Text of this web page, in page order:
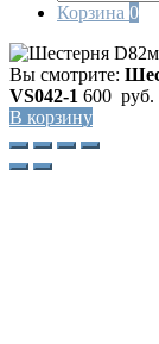
Корзина 0
Вы смотрите:
VS042-1 600 руб.
В корзину